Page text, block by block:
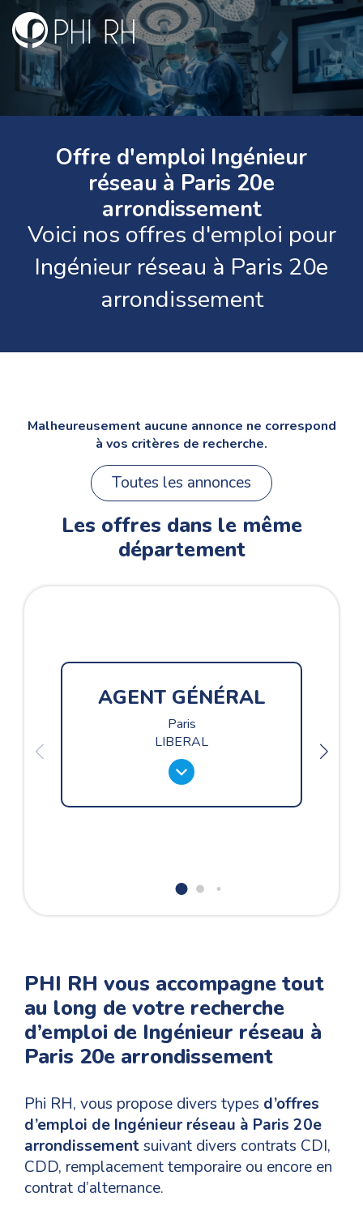
Offre d'emploi Ingénieur
réseau à Paris 20e
arrondissement
Voici nos offres d'emploi pour
Ingénieur réseau à Paris 20e
arrondissement
Malheureusement aucune annonce ne correspond
à vos critères de recherche.
Toutes les annonces
Les offres dans le même
département
AGENT GÉNÉRAL
Paris
LIBERAL
PHI RH vous accompagne tout
au long de votre recherche
d’emploi de Ingénieur réseau à
Paris 20e arrondissement
Phi RH, vous propose divers types d’offres
d’emploi de Ingénieur réseau à Paris 20e
arrondissementsuivant divers contrats CDI,
CDD, remplacement temporaire ou encore en
contrat d’alternance.